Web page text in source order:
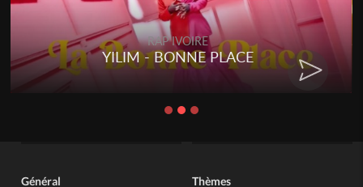
RAP IVOIRE
YILIM - BONNE PLACE
Général Thèmes